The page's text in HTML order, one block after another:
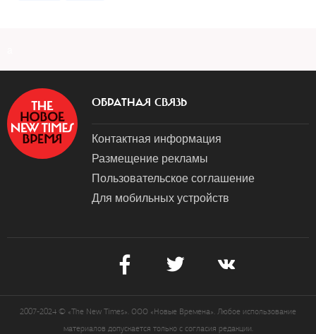
ОБРАТНАЯ СВЯЗЬ
Контактная информация
Размещение рекламы
Пользовательское соглашение
Для мобильных устройств
2007-2024 © «The New Times». ООО «Новые Времена». Любое использование
материалов допускается только с согласия редакции.